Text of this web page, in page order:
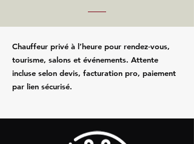
Chauffeur privé à l’heure pour rendez‑vous,
tourisme, salons et événements. Attente
incluse selon devis, facturation pro, paiement
par lien sécurisé.